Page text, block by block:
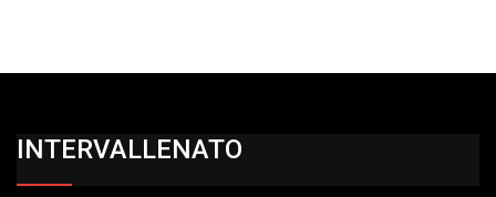
INTERVALLENATO